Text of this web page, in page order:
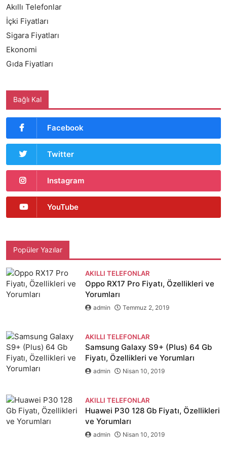
Akıllı Telefonlar
İçki Fiyatları
Sigara Fiyatları
Ekonomi
Gıda Fiyatları
Bağlı Kal
Facebook
Twitter
Instagram
YouTube
Popüler Yazılar
AKILLI TELEFONLAR
Oppo RX17 Pro Fiyatı, Özellikleri ve
Yorumları
admin Temmuz 2, 2019
AKILLI TELEFONLAR
Samsung Galaxy S9+ (Plus) 64 Gb
Fiyatı, Özellikleri ve Yorumları
admin Nisan 10, 2019
AKILLI TELEFONLAR
Huawei P30 128 Gb Fiyatı, Özellikleri
ve Yorumları
admin Nisan 10, 2019